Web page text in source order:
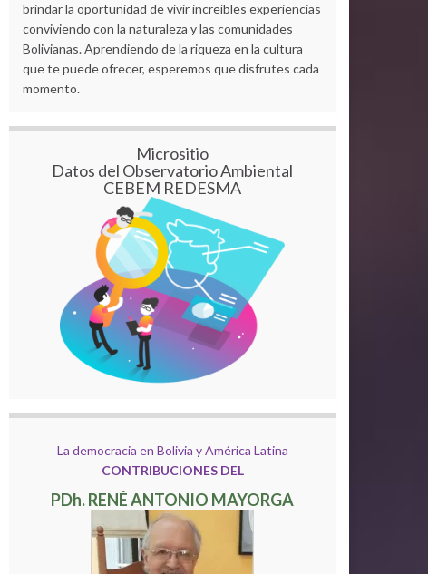
brindar la oportunidad de vivir increíbles experiencias
conviviendo con la naturaleza y las comunidades
Bolivianas. Aprendiendo de la riqueza en la cultura
que te puede ofrecer, esperemos que disfrutes cada
momento.
Micrositio
Datos del Observatorio Ambiental
CEBEM REDESMA
La democracia en Bolivia y América Latina
CONTRIBUCIONES DEL
PDh. RENÉ ANTONIO MAYORGA